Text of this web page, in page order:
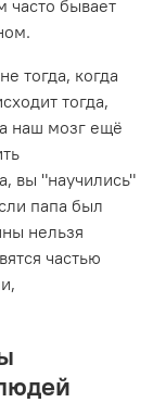
часто бывает
тогда, когда
тогда,
наш мозг ещё
вы "научились"
папа был
нельзя
частью